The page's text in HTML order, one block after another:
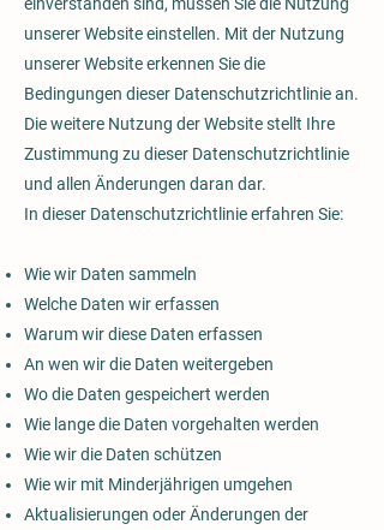
unserer Website einstellen. Mit der Nutzung
unserer Website erkennen Sie die
Bedingungen dieser Datenschutzrichtlinie an.
Die weitere Nutzung der Website stellt Ihre
Zustimmung zu dieser Datenschutzrichtlinie
und allen Änderungen daran dar.
In dieser Datenschutzrichtlinie erfahren Sie:
Wie wir Daten sammeln
Welche Daten wir erfassen
Warum wir diese Daten erfassen
An wen wir die Daten weitergeben
Wo die Daten gespeichert werden
Wie lange die Daten vorgehalten werden
Wie wir die Daten schützen
Wie wir mit Minderjährigen umgehen
Aktualisierungen oder Änderungen der